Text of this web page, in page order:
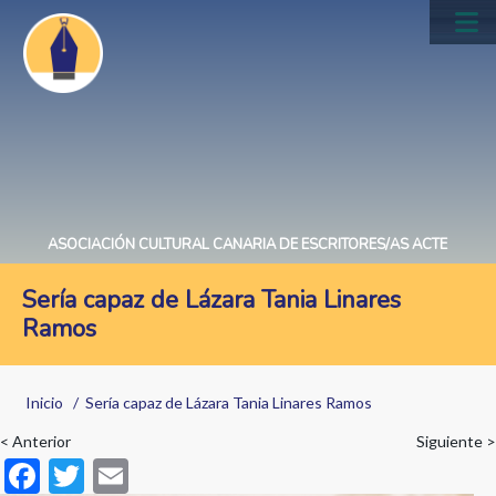
Pasar
contenido
principal
ASOCIACIÓN CULTURAL CANARIA DE ESCRITORES/AS ACTE
Sería capaz de Lázara Tania Linares
Ramos
Sobrescribir
enlaces
de
Inicio Sería capaz de Lázara Tania Linares Ramos
< Anterior Siguiente >
F
T